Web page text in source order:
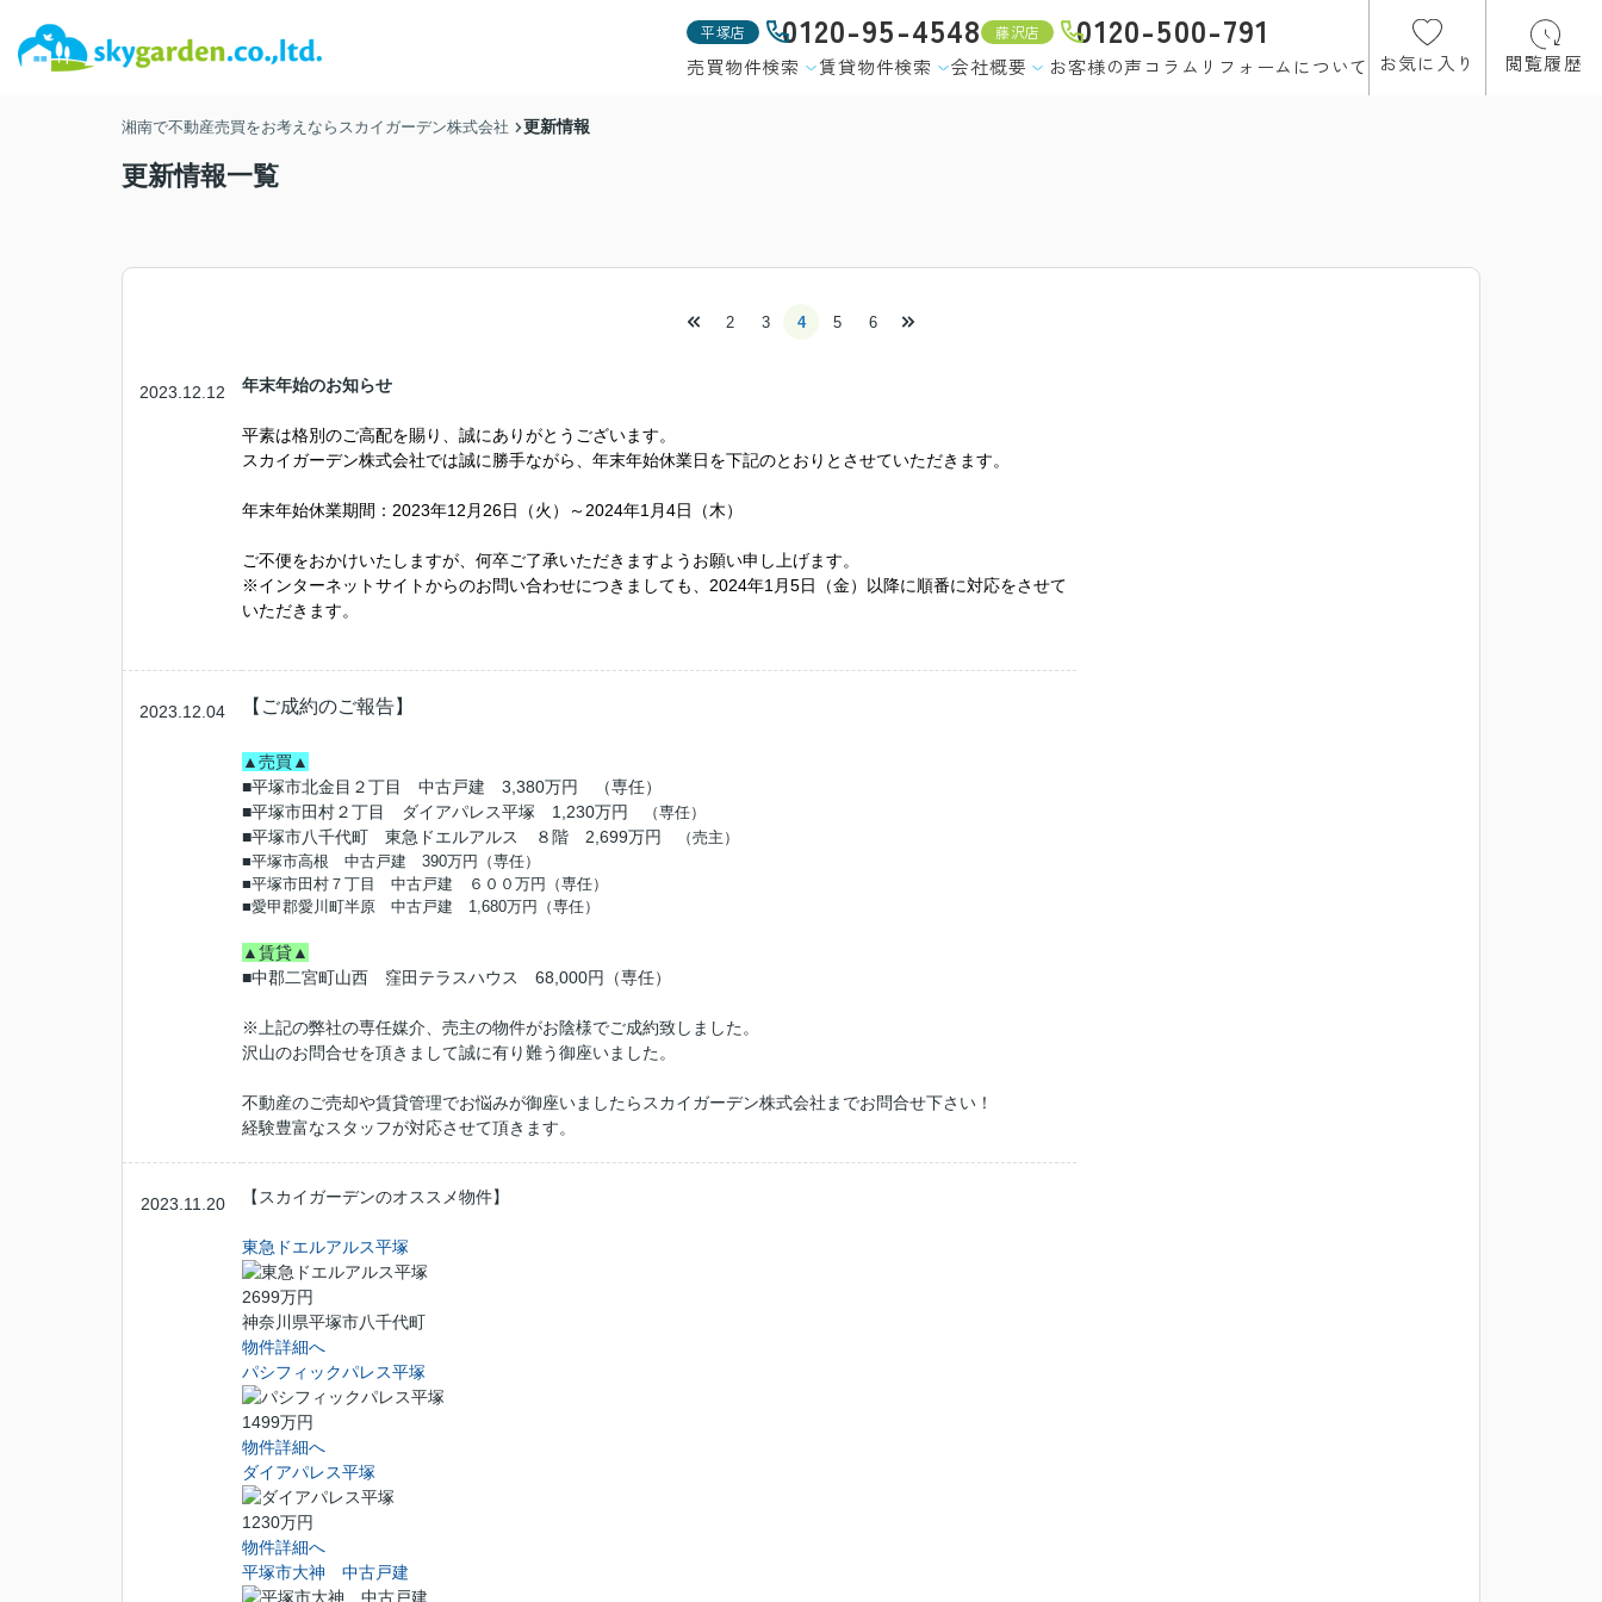
平塚店 0120-95-4548 藤沢店 0120-500-791
売買物件検索 賃貸物件検索 会社概要 お客様の声コラム リフォームについて お気に入り 閲覧履歴
湘南で不動産売買をお考えならスカイガーデン株式会社 更新情報
更新情報一覧
2 3 4 5 6
2023.12.12 年末年始のお知らせ
平素は格別のご高配を賜り、誠にありがとうございます。
スカイガーデン株式会社では誠に勝手ながら、年末年始休業日を下記のとおりとさせていただきます。
年末年始休業期間：2023年12月26日（火）～2024年1月4日（木）
ご不便をおかけいたしますが、何卒ご了承いただきますようお願い申し上げます。
※インターネットサイトからのお問い合わせにつきましても、2024年1月5日（金）以降に順番に対応をさせて
いただきます。
2023.12.04 【ご成約のご報告】
▲売買▲
■平塚市北金目２丁目 中古戸建 3,380万円 （専任）
■平塚市田村２丁目 ダイアパレス平塚 1,230万円
（専任）
■平塚市八千代町 東急ドエルアルス ８階 2,699万円
（売主）
■平塚市高根 中古戸建 390万円（専任）
■平塚市田村７丁目 中古戸建 ６００万円（専任）
■愛甲郡愛川町半原 中古戸建 1,680万円（専任）
▲賃貸▲
■中郡二宮町山西 窪田テラスハウス 68,000円（専任）
※上記の弊社の専任媒介、売主の物件がお陰様でご成約致しました。
沢山のお問合せを頂きまして誠に有り難う御座いました。
不動産のご売却や賃貸管理でお悩みが御座いましたらスカイガーデン株式会社までお問合せ下さい！
経験豊富なスタッフが対応させて頂きます。
2023.11.20 【スカイガーデンのオススメ物件】
東急ドエルアルス平塚
2699万円
神奈川県平塚市八千代町
物件詳細へ
パシフィックパレス平塚
1499万円
物件詳細へ
ダイアパレス平塚
1230万円
物件詳細へ
平塚市大神 中古戸建